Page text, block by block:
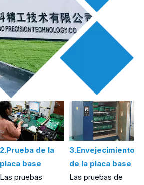
2.Prueba de la
placa base
Las pruebas
3.Envejecimiento
de la placa base
Las pruebas de